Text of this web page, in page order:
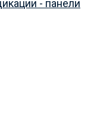
- панели